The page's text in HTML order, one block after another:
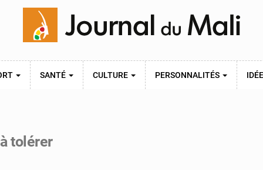
SANTÉ CULTURE PERSONNALITÉS
tolérer